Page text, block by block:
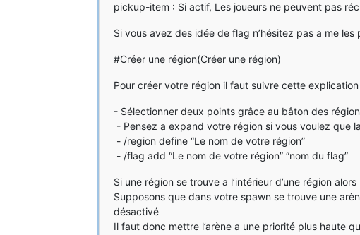
pickup-item : Si actif, Les joueurs ne peuvent pas
Si vous avez des idée de flag n’hésitez pas a me les
#Créer une région(Créer une région)
Pour créer votre région il faut suivre cette explication
- Sélectionner deux points grâce au bâton des
- Pensez a expand votre région si vous voulez que
- /region define “Le nom de votre région”
- /flag add “Le nom de votre région” “nom du flag”
Si une région se trouve a l’intérieur d’une région
Supposons que dans votre spawn se trouve une
désactivé
Il faut donc mettre l’arène a une priorité plus haute